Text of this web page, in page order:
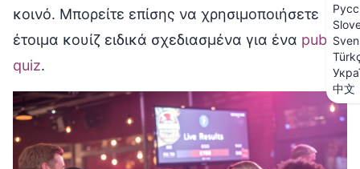
中文
κοινό. Μπορείτε επίσης να χρησιμοποιήσετε
έτοιμα κουίζ ειδικά σχεδιασμένα για ένα pub
quiz.